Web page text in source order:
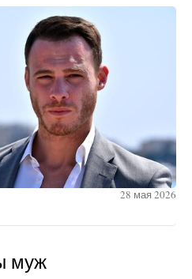
28 мая 2026
муж